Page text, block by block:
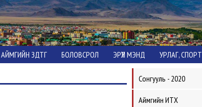
АЙМГИЙН ЗДТГ БОЛОВСРОЛ ЭРҮҮЛ МЭНД УРЛАГ, СПОРТ
Сонгууль - 2020
Аймгийн ИТХ